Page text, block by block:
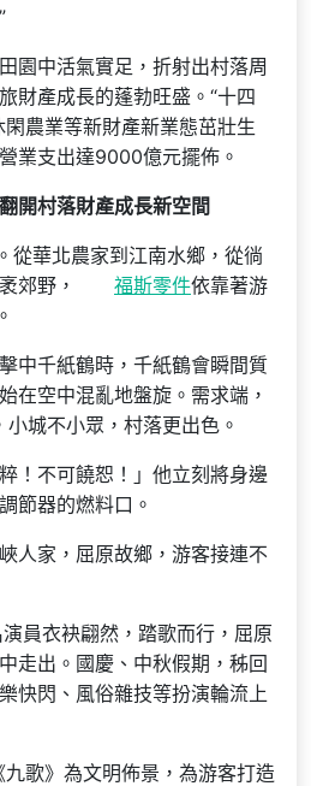
園中活氣實足，折射出村落周
財產成長的蓬勃旺盛。“十四
農業等新財產新業態茁壯生
業支出達9000億元擺佈。
開村落財產成長新空間
從華北農家到江南水鄉，從徜
郊野，
福斯零件依靠著游
中千紙鶴時，千紙鶴會瞬間質
在空中混亂地盤旋。需求端，
小城不小眾，村落更出色。
！不可饒恕！」他立刻將身邊
節器的燃料口。
人家，屈原故鄉，游客接連不
員衣袂翩然，踏歌而行，屈原
走出。國慶、中秋假期，秭回
快閃、風俗雜技等扮演輪流上
九歌》為文明佈景，為游客打造